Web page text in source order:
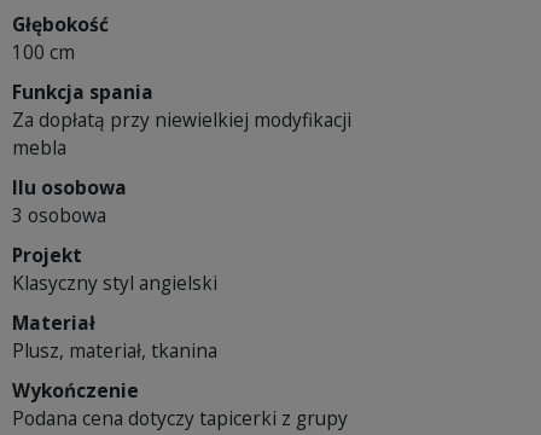
Głębokość
100 cm
Funkcja spania
Za dopłatą przy niewielkiej modyfikacji
mebla
Ilu osobowa
3 osobowa
Projekt
Klasyczny styl angielski
Materiał
Plusz, materiał, tkanina
Wykończenie
Podana cena dotyczy tapicerki z grupy